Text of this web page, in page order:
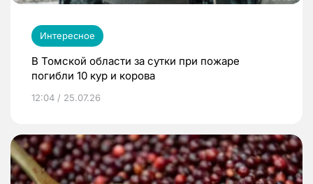
Интересное
В Томской области за сутки при пожаре
погибли 10 кур и корова
12:04 / 25.07.26